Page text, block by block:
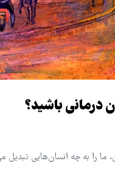
درمانی باشید؟
را به چه انسان‌هایی تبدیل